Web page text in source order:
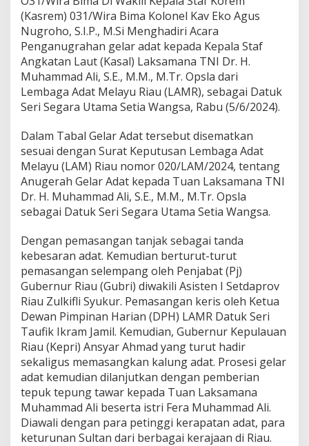
l
a
r
A
d
a
t
e
a
d
a
K
e
p
a
a
S
t
a
f
A
n
g
k
a
t
a
L
a
u
t
(Kasrem) 031/Wira Bima Kolonel Kav Eko Agus
Nugroho, S.I.P., M.Si Menghadiri Acara
Penganugrahan gelar adat kepada Kepala Staf
Angkatan Laut (Kasal) Laksamana TNI Dr. H.
Muhammad Ali, S.E., M.M., M.Tr. Opsla dari
Lembaga Adat Melayu Riau (LAMR), sebagai Datuk
Seri Segara Utama Setia Wangsa, Rabu (5/6/2024).
Dalam Tabal Gelar Adat tersebut disematkan
sesuai dengan Surat Keputusan Lembaga Adat
Melayu (LAM) Riau nomor 020/LAM/2024, tentang
Anugerah Gelar Adat kepada Tuan Laksamana TNI
Dr. H. Muhammad Ali, S.E., M.M., M.Tr. Opsla
sebagai Datuk Seri Segara Utama Setia Wangsa.
Dengan pemasangan tanjak sebagai tanda
kebesaran adat. Kemudian berturut-turut
pemasangan selempang oleh Penjabat (Pj)
Gubernur Riau (Gubri) diwakili Asisten I Setdaprov
Riau Zulkifli Syukur. Pemasangan keris oleh Ketua
Dewan Pimpinan Harian (DPH) LAMR Datuk Seri
Taufik Ikram Jamil. Kemudian, Gubernur Kepulauan
Riau (Kepri) Ansyar Ahmad yang turut hadir
sekaligus memasangkan kalung adat. Prosesi gelar
adat kemudian dilanjutkan dengan pemberian
tepuk tepung tawar kepada Tuan Laksamana
Muhammad Ali beserta istri Fera Muhammad Ali.
Diawali dengan para petinggi kerapatan adat, para
keturunan Sultan dari berbagai kerajaan di Riau.